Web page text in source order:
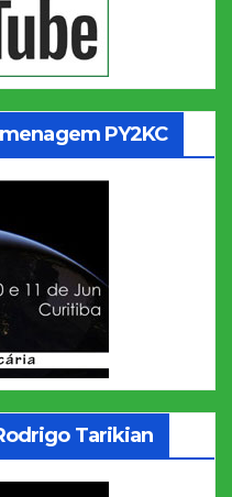
PY2KC
Tarikian